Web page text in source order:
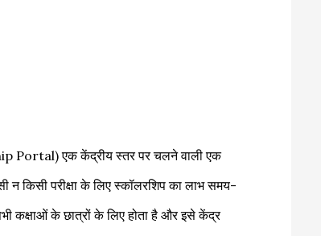
Portal) एक केंद्रीय स्तर पर चलने वाली एक
न किसी परीक्षा के लिए स्कॉलरशिप का लाभ समय-
कक्षाओं के छात्रों के लिए होता है और इसे केंद्र